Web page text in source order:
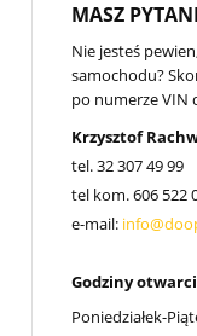
MASZ
Nie jesteś
samochodu?
po numerze VIN
Krzysztof
tel.32 307 49 99
tel kom.606 522
e-mail:
Godziny
Poniedziałek-